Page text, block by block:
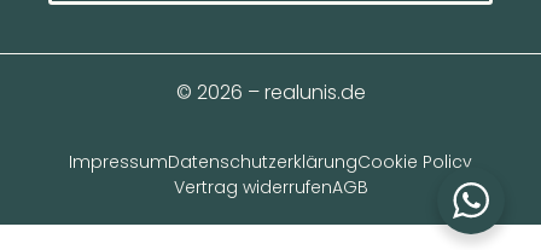
© 2026 – realunis.de
ImpressumDatenschutzerklärungCookie Policy
Vertrag widerrufenAGB